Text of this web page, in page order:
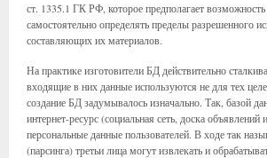
ст. 1335.1 ГК РФ, которое предполагает
самостоятельно определять пределы разрешенного
составляющих их материалов.
На практике изготовители БД действительно
входящие в них данные используются не для тех
создание БД задумывалось изначально. Так, базой
интернет-ресурс (социальная сеть, доска
персональные данные пользователей. В ходе так
(парсинга) третьи лица могут извлекать и